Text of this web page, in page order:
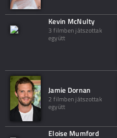
Kevin McNulty
3 filmben játszottak
együtt
Jamie Dornan
2 filmben játszottak
együtt
Eloise Mumford